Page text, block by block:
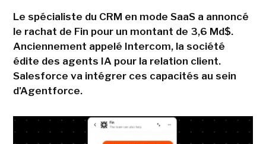
Le spécialiste du CRM en mode SaaS a annoncé
le rachat de Fin pour un montant de 3,6 Md$.
Anciennement appelé Intercom, la société
édite des agents IA pour la relation client.
Salesforce va intégrer ces capacités au sein
d'Agentforce.